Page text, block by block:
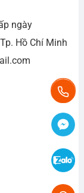
ngày
Hồ Chí Minh